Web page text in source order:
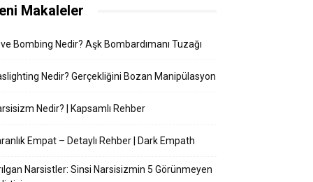
Makaleler
Bombing Nedir? Aşk Bombardımanı Tuzağı
Nedir? Gerçekliğini Bozan Manipülasyon
Nedir? | Kapsamlı Rehber
Empat – Detaylı Rehber | Dark Empath
Narsistler: Sinsi Narsisizmin 5 Görünmeyen